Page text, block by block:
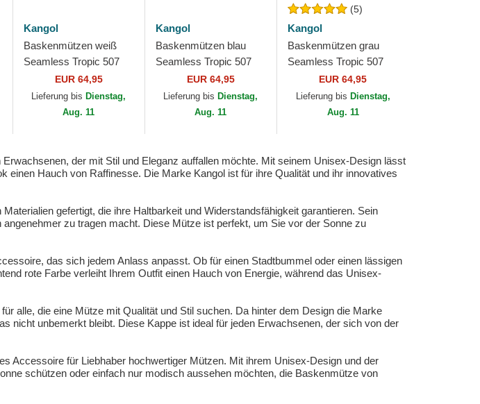
Kangol
Baskenmützen weiß
Seamless Tropic 507
Moonstruck von Kangol
EUR 64,95
Lieferung bis Dienstag,
Aug. 11
Kangol
Baskenmützen blau
Seamless Tropic 507
Starry Blue von Kangol
EUR 64,95
Lieferung bis Dienstag,
Aug. 11
(5)
Kangol
Baskenmützen grau
Seamless Tropic 507
Charcoal von Kangol
EUR 64,95
Lieferung bis Dienstag,
Aug. 11
der mit Stil und Eleganz auffallen möchte. Mit seinem Unisex-Design lässt
Hauch von Raffinesse. Die Marke Kangol ist für ihre Qualität und ihr innovatives
gefertigt, die ihre Haltbarkeit und Widerstandsfähigkeit garantieren. Sein
zu tragen macht. Diese Mütze ist perfekt, um Sie vor der Sonne zu
das sich jedem Anlass anpasst. Ob für einen Stadtbummel oder einen lässigen
rote Farbe verleiht Ihrem Outfit einen Hauch von Energie, während das Unisex-
alle, die eine Mütze mit Qualität und Stil suchen. Da hinter dem Design die Marke
nicht unbemerkt bleibt. Diese Kappe ist ideal für jeden Erwachsenen, der sich von der
Accessoire für Liebhaber hochwertiger Mützen. Mit ihrem Unisex-Design und der
schützen oder einfach nur modisch aussehen möchten, die Baskenmütze von